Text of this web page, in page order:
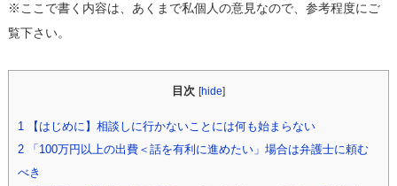
※ここで書く内容は、あくまで私個人の意見なので、参考程度にご
覧下さい。
目次 [hide]
1
【はじめに】相談しに行かないことには何も始まらない
2「100万円以上の出費＜話を有利に進めたい」場合は弁護士に頼む
べき